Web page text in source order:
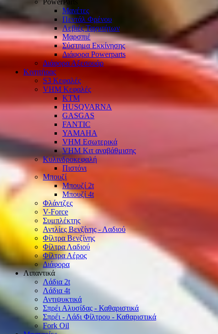
PowerParts
Μανέτες
Πεντάλ Φρένου
Λεβιές Ταχυτήτων
Μαρσπιέ
Σύστημα Εκκίνησης
Διάφορα Powerparts
Διάφορα Αξεσουάρ
Κινητήρας
S3 Κεφαλές
VHM Κεφαλές
KTM
HUSQVARNA
GASGAS
FANTIC
YAMAHA
VHM Εσωτερικά
VHM Κιτ αναβάθμισης
Κυλινδροκεφαλή
Πιστόνι
Μπουζί
Μπουζί 2t
Μπουζί 4t
Φλάντζες
V-Force
Συμπλέκτης
Αντλίες Βενζίνης - Λαδιού
Φίλτρα Βενζίνης
Φίλτρα Λαδιού
Φίλτρα Αέρος
Διάφορα
Λιπαντικά
Λάδια 2t
Λάδια 4t
Αντιψυκτικά
Σπρέι Αλυσίδας - Καθαριστικά
Σπρέι - Λάδι Φίλτρου - Καθαριστικά
Fork Oil